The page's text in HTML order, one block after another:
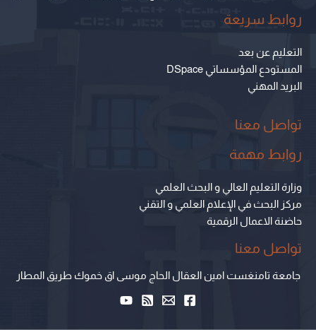
روابط سريعة
التعليم عن بعد
المستودع المؤسساتي DSpace
البريد المهني
تواصل معنا
روابط مهمة
وزارة التعليم العالي و البحث العلمي
مركز البحث في الإعلام العلمي و التقني
حاضنة الاعمال الرقمية
تواصل معنا
جامعة تامنغست امين العقال الحاج موسى اق خموك طريق المطار